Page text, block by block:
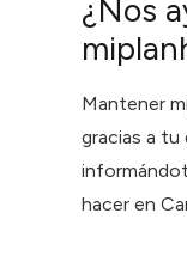
¿Nos
Mantener
gracias a
hacer en